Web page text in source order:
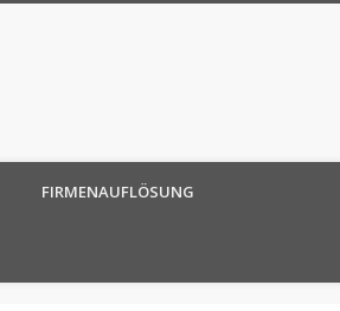
FIRMENAUFLÖSUNG